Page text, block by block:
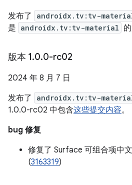
发布了
androidx.tv:tv-
是 androidx.tv:tv-material
版本 1.0.0-rc02
2024 年 8 月 7 日
发布了
androidx.tv:tv-
1.0.0-rc02 中包含这些提交内容。
bug 修复
修复了 Surface 可组合项中
(3163319)